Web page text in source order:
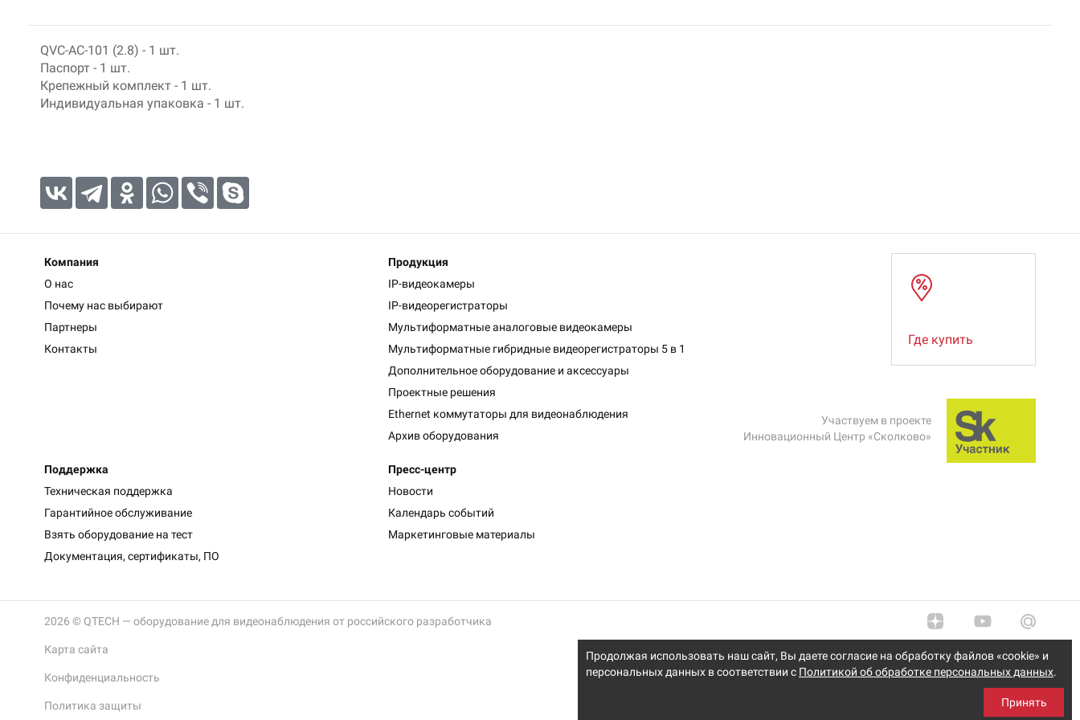
QVC-AC-101 (2.8) - 1 шт.
Паспорт - 1 шт.
Крепежный комплект - 1 шт.
Индивидуальная упаковка - 1 шт.
Компания
О нас
Почему нас выбирают
Партнеры
Контакты
Продукция
IP-видеокамеры
IP-видеорегистраторы
Мультиформатные аналоговые видеокамеры
Мультиформатные гибридные видеорегистраторы 5 в 1
Дополнительное оборудование и аксессуары
Проектные решения
Ethernet коммутаторы для видеонаблюдения
Архив оборудования
Поддержка
Техническая поддержка
Гарантийное обслуживание
Взять оборудование на тест
Документация, сертификаты, ПО
Пресс-центр
Новости
Календарь событий
Маркетинговые материалы
Где купить
Участвуем в проекте
Инновационный Центр «Сколково»
2026 © QTECH — оборудование для видеонаблюдения от российского разработчика
Карта сайта
Конфиденциальность
Политика защиты
Продолжая использовать наш сайт, Вы даете согласие на обработку файлов «cookie» и
персональных данных в соответствии с Политикой об обработке персональных данных.
Принять